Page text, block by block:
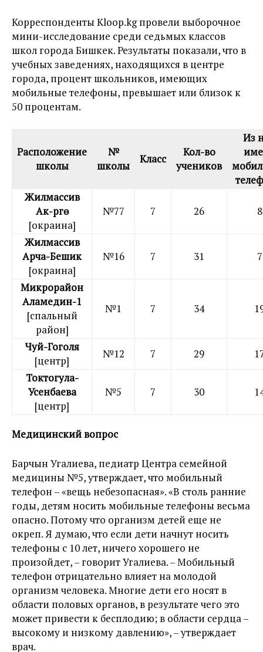
Корреспонденты Kloop.kg провели выборочное
мини-исследование среди седьмых классов
школ города Бишкек. Результаты показали, что в
учебных заведениях, находящихся в центре
города, процент школьников, имеющих
мобильные телефоны, превышает или близок к
50 процентам.
Расположение
школы
№
школы
Класс
Кол-во
учеников
Из
Жилмассив
Ак-Өргө
[окраина]
№77 7 26 8
Жилмассив
Арча-Бешик
[окраина]
№16 7 31 7
Микрорайон
Аламедин-1
[спальный
район]
№1 7 34
Чуй-Гоголя
[центр]
№12 7 29
Токтогула-
Усенбаева
[центр]
№5 7 30
Медицинский вопрос
Барчын Угалиева, педиатр Центра семейной
медицины №5, утверждает, что мобильный
телефон – «вещь небезопасная». «В столь ранние
годы, детям носить мобильные телефоны весьма
опасно. Потому что организм детей еще не
окреп. Я думаю, что если дети начнут носить
телефоны с 10 лет, ничего хорошего не
произойдет, – говорит Угалиева. – Мобильный
телефон отрицательно влияет на молодой
организм человека. Многие дети его носят в
области половых органов, в результате чего это
может привести к бесплодию; в области сердца –
высокому и низкому давлению», – утверждает
врач.